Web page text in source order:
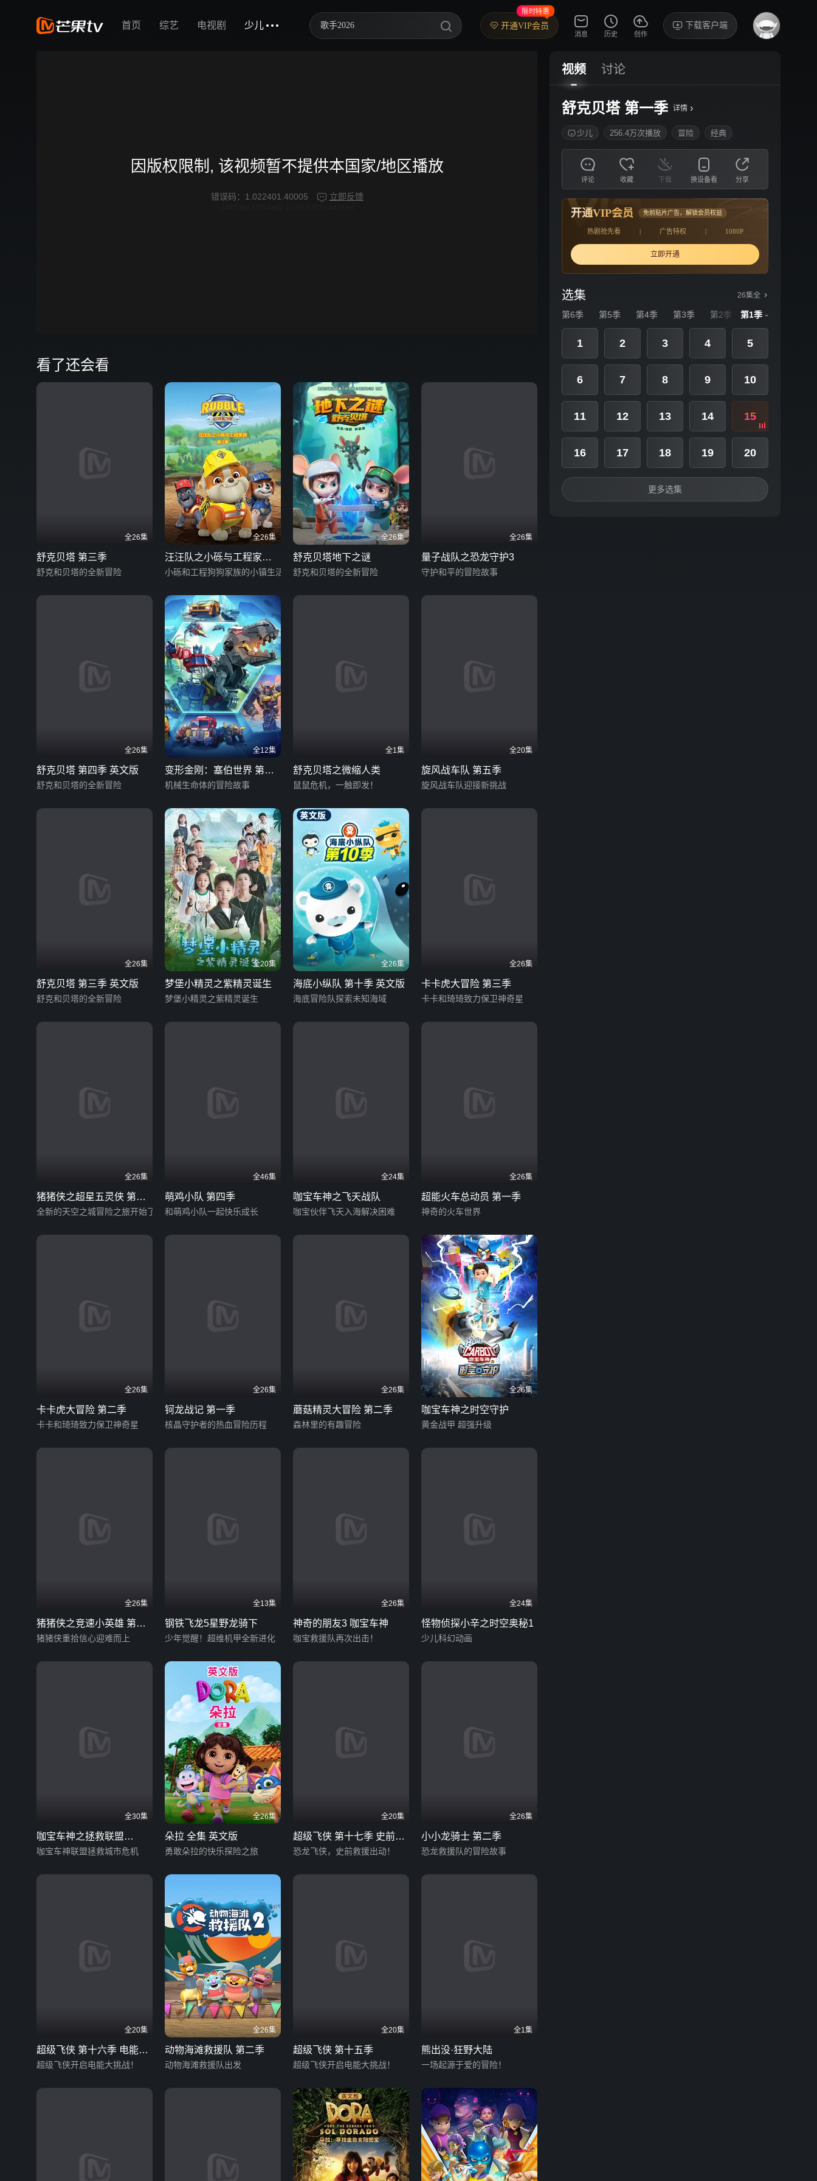
首页 综艺 电视剧 少儿 歌手2026
妻子的浪漫旅行2026
开通VIP会员
限时特惠
消息 历史 创作
下载客户端
因版权限制, 该视频暂不提供本国家/地区播放
错误码： 1.022401.40005 立即反馈
看了还会看
全26集
舒克贝塔 第三季
舒克和贝塔的全新冒险
全26集
汪汪队之小砾与工程家族
第三季
小砾和工程狗狗家族的小镇生活
全26集
舒克贝塔地下之谜
舒克和贝塔的全新冒险
全26集
量子战队之恐龙守护3
守护和平的冒险故事
全26集
舒克贝塔 第四季 英文版
舒克和贝塔的全新冒险
全12集
变形金刚：塞伯世界 第一
季（上）英文版
机械生命体的冒险故事
全1集
舒克贝塔之微缩人类
鼠鼠危机，一触即发！
全20集
旋风战车队 第五季
旋风战车队迎接新挑战
全26集
舒克贝塔 第三季 英文版
舒克和贝塔的全新冒险
全20集
梦堡小精灵之紫精灵诞生
梦堡小精灵之紫精灵诞生
全26集
海底小纵队 第十季 英文版
海底冒险队探索未知海域
全26集
卡卡虎大冒险 第三季
卡卡和琦琦致力保卫神奇星
全26集
猪猪侠之超星五灵侠 第三
季
全新的天空之城冒险之旅开始了
全46集
萌鸡小队 第四季
和萌鸡小队一起快乐成长
全24集
咖宝车神之飞天战队
咖宝伙伴飞天入海解决困难
全26集
超能火车总动员 第一季
神奇的火车世界
全26集
卡卡虎大冒险 第二季
卡卡和琦琦致力保卫神奇星
全26集
钶龙战记 第一季
核晶守护者的热血冒险历程
全26集
蘑菇精灵大冒险 第二季
森林里的有趣冒险
全26集
咖宝车神之时空守护
黄金战甲 超强升级
全26集
猪猪侠之竞速小英雄 第六
季
猪猪侠重拾信心迎难而上
全13集
钢铁飞龙5星野龙骑下
少年觉醒！超维机甲全新进化
全26集
神奇的朋友3 咖宝车神
咖宝救援队再次出击！
全24集
怪物侦探小辛之时空奥秘1
少儿科幻动画
全30集
咖宝车神之拯救联盟
（上）
咖宝车神联盟拯救城市危机
全26集
朵拉 全集 英文版
勇敢朵拉的快乐探险之旅
全20集
超级飞侠 第十七季 史前大
救援
恐龙飞侠，史前救援出动！
全26集
小小龙骑士 第二季
恐龙救援队的冒险故事
全20集
超级飞侠 第十六季 电能集
结
超级飞侠开启电能大挑战！
全26集
动物海滩救援队 第二季
动物海滩救援队出发
全20集
超级飞侠 第十五季
超级飞侠开启电能大挑战！
全1集
熊出没·狂野大陆
一场起源于爱的冒险！
视频 讨论
舒克贝塔 第一季 详情 ›
少儿 256.4万次播放 冒险 经典
评论 收藏 下载 换设备看 分享
开通VIP会员 免前贴片广告，解锁会员权益
热剧抢先看 | 广告特权 | 1080P
立即开通
选集 26集全
第6季 第5季 第4季 第3季 第2季 第1季
第1季
1 2 3 4 5
6 7 8 9 10
11 12 13 14 15
16 17 18 19 20
更多选集